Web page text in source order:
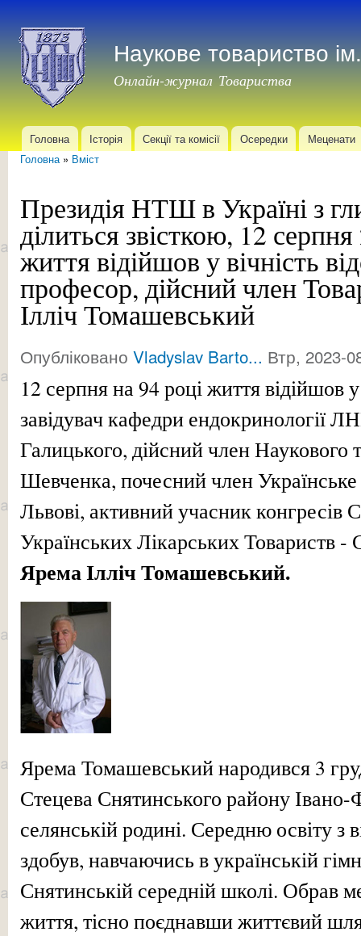
Наукове товариство
Онлайн-журнал Товариства
Головне меню
Головна Історія Секції та комісії Осередки Меценати
Головна» Вміст
Президія НТШ в Україні з
ділиться звісткою, 12
життя відійшов у вічність
професор, дійсний член
Ілліч Томашевський
Опубліковано Vladyslav Barto... Втр, 2023-
12 серпня на 94 році життя відійшов у
завідувач кафедри ендокринології
Галицького, дійсний член Наукового
Шевченка, почесний член
Львові, активний учасник конгресів
Українських Лікарських
Ярема Ілліч Томашевський.
Ярема Томашевський народився 3
Стецева Снятинського району Івано-
селянській родині. Середню освіту з
здобув, навчаючись в українській
Снятинській середній школі. Обрав
життя, тісно поєднавши життєвий